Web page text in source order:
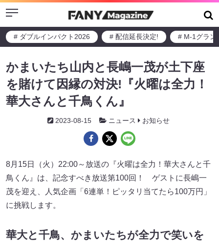
Menu
# ダブルインパクト2026 # 配信延長決定! # M-1グラン
かまいたち山内と長嶋一茂が土下座
を賭けて因縁の対決!『火曜は全力！
華大さんと千鳥くん』
2023-08-15 ニュース お知らせ
8月15日（火）22:00～放送の『火曜は全力！華大さんと千
鳥くん』は、記念すべき放送第100回！ ゲストに長嶋一
茂を迎え、人気企画「6連単！ピッタリ当てたら100万円」
に挑戦します。
華大と千鳥、かまいたちが全力で笑いを